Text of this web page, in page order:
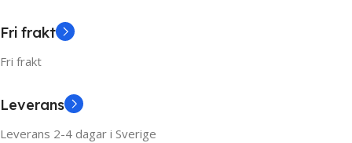
Fri frakt
Fri frakt
Leverans
Leverans 2-4 dagar i Sverige